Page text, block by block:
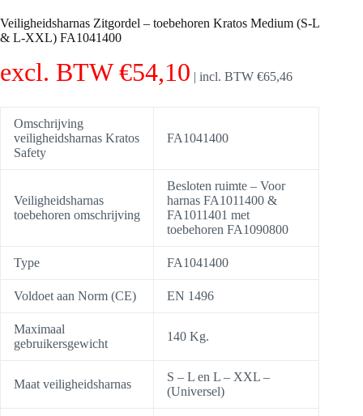
Veiligheidsharnas Zitgordel – toebehoren Kratos Medium (S-L
& L-XXL) FA1041400
excl. BTW€54,10 | incl. BTW €65,46
Omschrijving
veiligheidsharnas Kratos
Safety
FA1041400
Veiligheidsharnas
toebehoren omschrijving
Besloten ruimte – Voor
harnas FA1011400 &
FA1011401 met
toebehoren FA1090800
Type FA1041400
Voldoet aan Norm (CE) EN 1496
Maximaal
gebruikersgewicht
140 Kg.
Maat veiligheidsharnas
S – L en L – XXL –
(Universel)